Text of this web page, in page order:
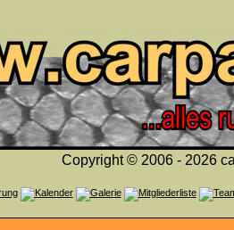
Copyright © 2006 - 2026